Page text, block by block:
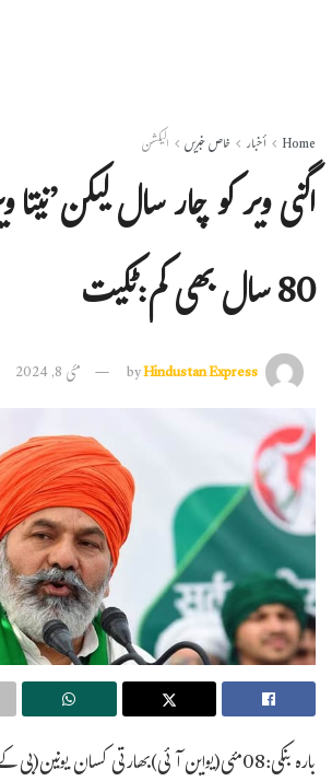
Home أخبار خاص خبریں الیکشن
اگنی ویر کو چار سال
80 سال بھی کم:ٹکیت
byHindustan Express مئی 8, 2024
بارہ بنکی:08مئی(یواین آئی)بھارتی کسان